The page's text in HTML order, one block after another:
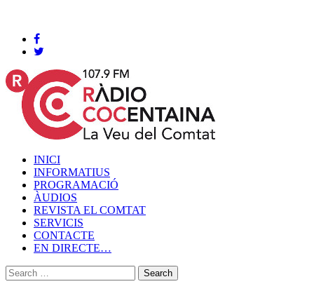
INICI
INFORMATIUS
PROGRAMACIÓ
ÀUDIOS
REVISTA EL COMTAT
SERVICIS
CONTACTE
EN DIRECTE…